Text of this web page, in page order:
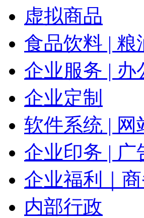
虚拟商品
食品饮料 | 粮
企业服务 | 办
企业定制
软件系统 | 网
企业印务 | 广
企业福利｜
内部行政